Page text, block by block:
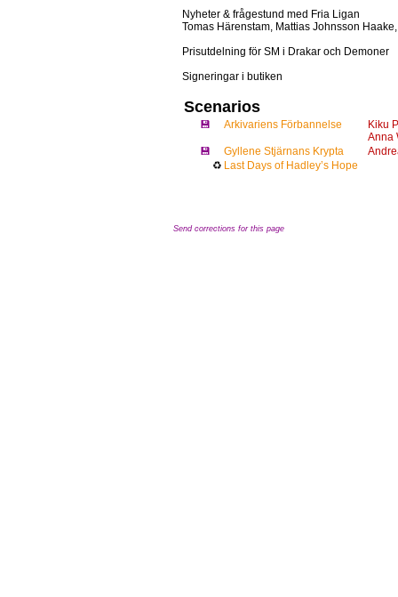
Nyheter & frågestund med Fria Ligan
Tomas Härenstam, Mattias Johnsson
Prisutdelning för SM i Drakar och Demoner
Signeringar i butiken
Scenarios
💾 Arkivariens Förbannelse
Kiku
Anna
💾
Gyllene Stjärnans Krypta
♻ Last Days of Hadley’s Hope
Send corrections for this page